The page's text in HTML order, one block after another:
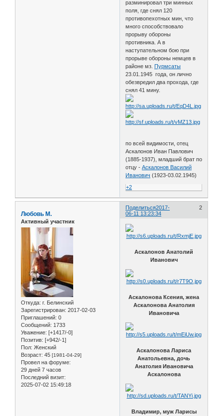
разминировал три минных
поля, где снял 120
противопехотных мин, что
много способствовало
прорыву обороны
противника. А в
наступательном бою при
прорыве обороны немцев в
районе мз.Пурмсаты
23.01.1945 года, он лично
обезвредил два прохода, где
снял 41 мину.
по всей видимости, отец
Аскалонов Иван Павлович
(1885-1937), младший брат по
отцу -Аскалонов Василий
Иванович (1923-03.02.1945)
+2
Поделиться 2
2017-
06-11 13:23:34
Любовь М.
Активный участник
Откуда: г. Белинский
Зарегистрирован: 2017-02-03
Приглашений: 0
Сообщений: 1733
Уважение: [+1417/-0]
Позитив: [+942/-1]
Пол: Женский
Возраст: 45 [1981-04-29]
Провел на форуме:
29 дней 7 часов
Последний визит:
2025-07-02 15:49:18
Аскалонов Анатолий
Иванович
Аскалонова Ксения, жена
Аскалонова Анатолия
Ивановича
Аскалонова Лариса
Анатольевна, дочь
Анатолия Ивановича
Аскалонова
Владимир, муж Ларисы